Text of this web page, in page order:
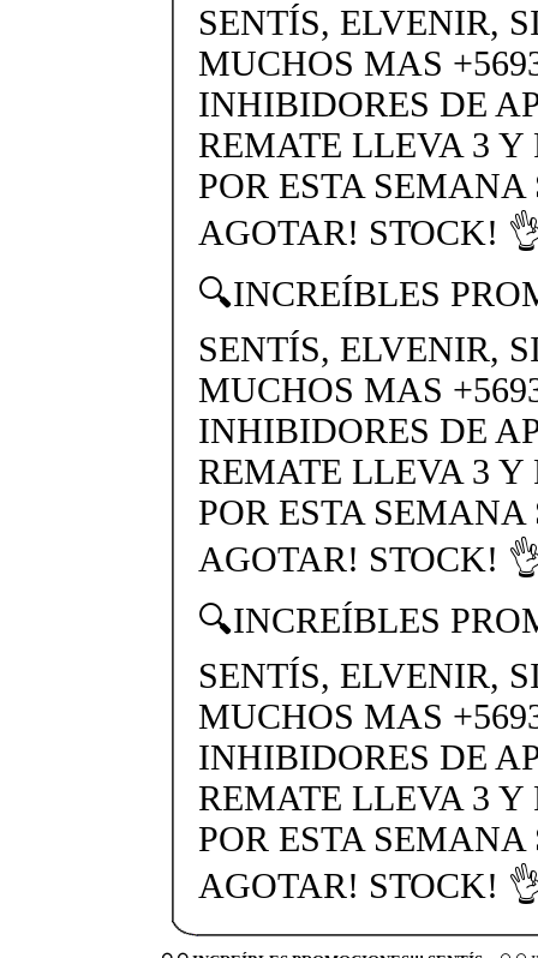
SENTÍS, ELVENIR,
MUCHOS MAS
INHIBIDORES DE
REMATE LLEVA 3 Y
POR ESTA
AGOTAR! STOCK!
🔍INCREÍBLES
SENTÍS, ELVENIR,
MUCHOS MAS
INHIBIDORES DE
REMATE LLEVA 3 Y
POR ESTA
AGOTAR! STOCK!
🔍INCREÍBLES
SENTÍS, ELVENIR,
MUCHOS MAS
INHIBIDORES DE
REMATE LLEVA 3 Y
POR ESTA
AGOTAR! STOCK!